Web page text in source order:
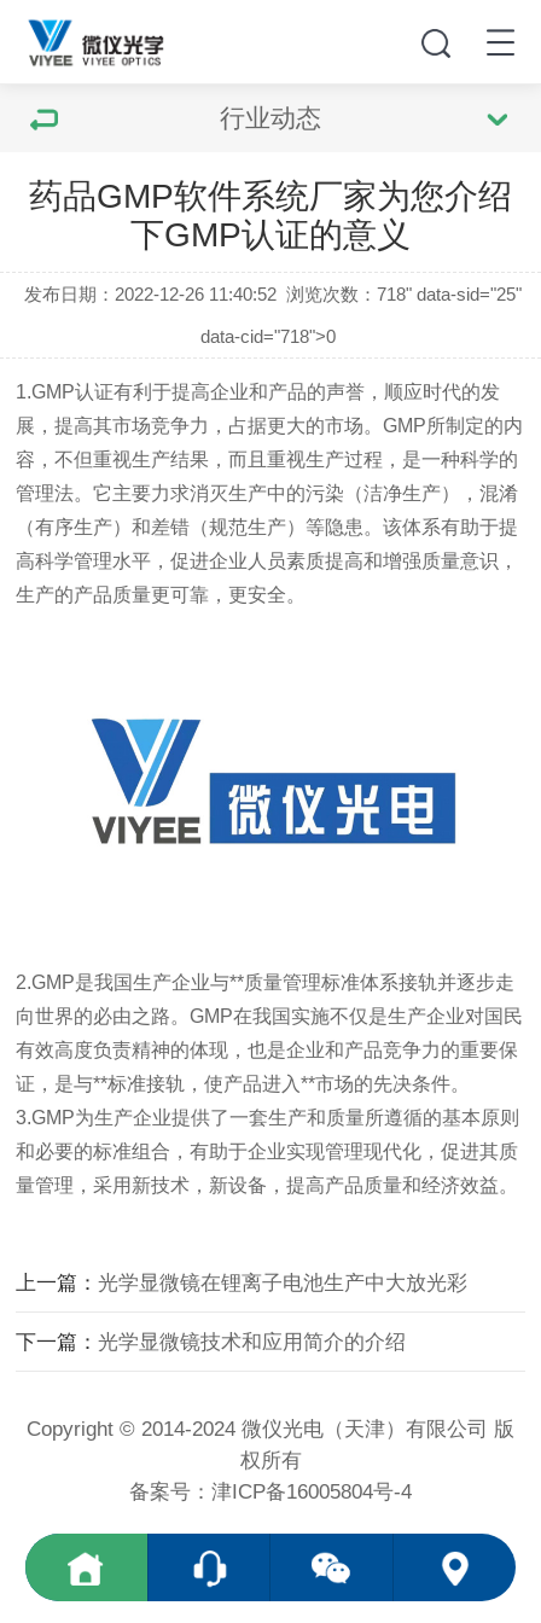
行业动态
药品GMP软件系统厂家为您介绍
下GMP认证的意义
发布日期：2022-12-26 11:40:52 浏览次数：718" data-sid="25"
data-cid="718">0
1.GMP认证有利于提高企业和产品的声誉，顺应时代的发
展，提高其市场竞争力，占据更大的市场。GMP所制定的内
容，不但重视生产结果，而且重视生产过程，是一种科学的
管理法。它主要力求消灭生产中的污染（洁净生产），混淆
（有序生产）和差错（规范生产）等隐患。该体系有助于提
高科学管理水平，促进企业人员素质提高和增强质量意识，
生产的产品质量更可靠，更安全。
2.GMP是我国生产企业与**质量管理标准体系接轨并逐步走
向世界的必由之路。GMP在我国实施不仅是生产企业对国民
有效高度负责精神的体现，也是企业和产品竞争力的重要保
证，是与**标准接轨，使产品进入**市场的先决条件。
3.GMP为生产企业提供了一套生产和质量所遵循的基本原则
和必要的标准组合，有助于企业实现管理现代化，促进其质
量管理，采用新技术，新设备，提高产品质量和经济效益。
上一篇：光学显微镜在锂离子电池生产中大放光彩
下一篇：光学显微镜技术和应用简介的介绍
Copyright © 2014-2024 微仪光电（天津）有限公司 版
权所有
备案号： 津ICP备16005804号-4